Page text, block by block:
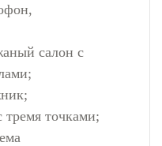
салон с
тремя точками;